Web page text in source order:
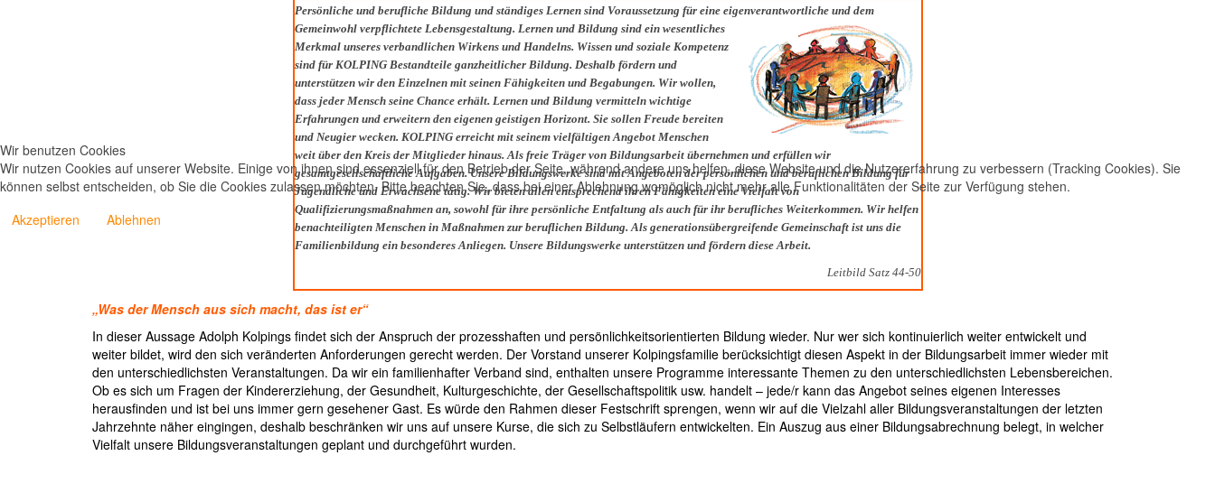
Persönliche und berufliche Bildung und ständiges Lernen sind Voraussetzung für eine eigenverantwortliche und dem
Gemeinwohl verpflichtete Lebensgestaltung. Lernen und Bildung sind ein wesentliches
Merkmal unseres verbandlichen Wirkens und Handelns. Wissen und soziale Kompetenz
sind für KOLPING Bestandteile ganzheitlicher Bildung. Deshalb fördern und
unterstützen wir den Einzelnen mit seinen Fähigkeiten und Begabungen. Wir wollen,
dass jeder Mensch seine Chance erhält. Lernen und Bildung vermitteln wichtige
Erfahrungen und erweitern den eigenen geistigen Horizont. Sie sollen Freude bereiten
und Neugier wecken. KOLPING erreicht mit seinem vielfältigen Angebot Menschen
weit über den Kreis der Mitglieder hinaus. Als freie Träger von Bildungsarbeit übernehmen und erfüllen wir
gesamtgesellschaftliche Aufgaben. Unsere Bildungswerke sind mit Angeboten der persönlichen und beruflichen Bildung für
Jugendliche und Erwachsene tätig. Wir bieten allen entsprechend ihren Fähigkeiten eine Vielfalt von
Qualifizierungsmaßnahmen an, sowohl für ihre persönliche Entfaltung als auch für ihr berufliches Weiterkommen. Wir helfen
benachteiligten Menschen in Maßnahmen zur beruflichen Bildung. Als generationsübergreifende Gemeinschaft ist uns die
Familienbildung ein besonderes Anliegen. Unsere Bildungswerke unterstützen und fördern diese Arbeit.
Leitbild Satz 44-50
„Was der Mensch aus sich macht, das ist er“
In dieser Aussage Adolph Kolpings findet sich der Anspruch der prozesshaften und persönlichkeitsorientierten Bildung wieder. Nur wer sich kontinuierlich weiter entwickelt und
weiter bildet, wird den sich veränderten Anforderungen gerecht werden. Der Vorstand unserer Kolpingsfamilie berücksichtigt diesen Aspekt in der Bildungsarbeit immer wieder mit
den unterschiedlichsten Veranstaltungen. Da wir ein familienhafter Verband sind, enthalten unsere Programme interessante Themen zu den unterschiedlichsten Lebensbereichen.
Ob es sich um Fragen der Kindererziehung, der Gesundheit, Kulturgeschichte, der Gesellschaftspolitik usw. handelt – jede/r kann das Angebot seines eigenen Interesses
herausfinden und ist bei uns immer gern gesehener Gast. Es würde den Rahmen dieser Festschrift sprengen, wenn wir auf die Vielzahl aller Bildungsveranstaltungen der letzten
Jahrzehnte näher eingingen, deshalb beschränken wir uns auf unsere Kurse, die sich zu Selbstläufern entwickelten. Ein Auszug aus einer Bildungsabrechnung belegt, in welcher
Vielfalt unsere Bildungsveranstaltungen geplant und durchgeführt wurden.
Wir benutzen Cookies
Wir nutzen Cookies auf unserer Website. Einige von ihnen sind essenziell für den Betrieb der Seite, während andere uns helfen, diese Website und die Nutzererfahrung zu verbessern (Tracking Cookies). Sie
können selbst entscheiden, ob Sie die Cookies zulassen möchten. Bitte beachten Sie, dass bei einer Ablehnung womöglich nicht mehr alle Funktionalitäten der Seite zur Verfügung stehen.
Akzeptieren
Ablehnen